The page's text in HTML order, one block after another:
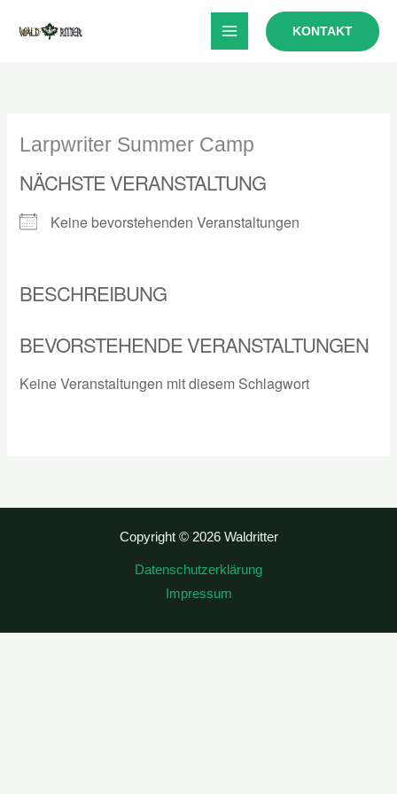
Inhalt
KONTAKT
Larpwriter Summer Camp
NÄCHSTE VERANSTALTUNG
Keine bevorstehenden Veranstaltungen
BESCHREIBUNG
BEVORSTEHENDE VERANSTALTUNGEN
Keine Veranstaltungen mit diesem Schlagwort
Copyright © 2026 Waldritter
Datenschutzerklärung
Impressum